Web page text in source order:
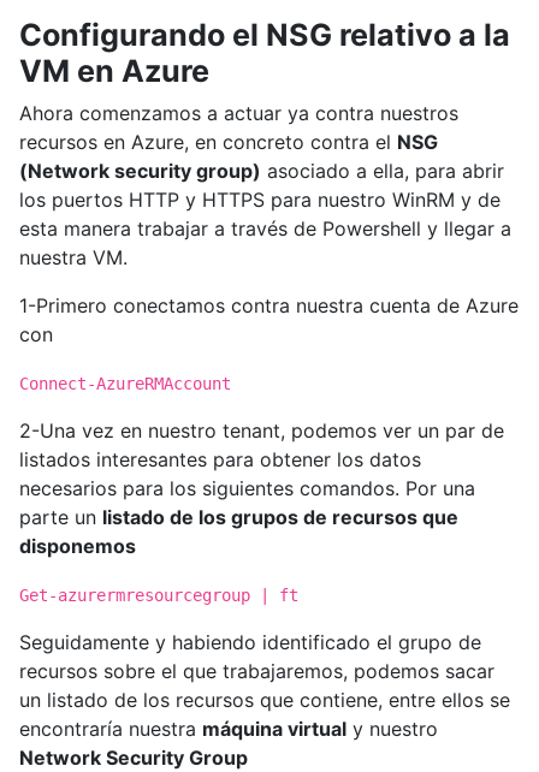
Configurando el NSG relativo a la
VM en Azure
Ahora comenzamos a actuar ya contra nuestros
recursos en Azure, en concreto contra el NSG
(Network security group) asociado a ella, para abrir
los puertos HTTP y HTTPS para nuestro WinRM y de
esta manera trabajar a través de Powershell y llegar a
nuestra VM.
1-Primero conectamos contra nuestra cuenta de Azure
con
Connect-AzureRMAccount
2-Una vez en nuestro tenant, podemos ver un par de
listados interesantes para obtener los datos
necesarios para los siguientes comandos. Por una
parte un listado de los grupos de recursos que
disponemos
Get-azurermresourcegroup | ft
Seguidamente y habiendo identificado el grupo de
recursos sobre el que trabajaremos, podemos sacar
un listado de los recursos que contiene, entre ellos se
encontraría nuestra máquina virtual y nuestro
Network Security Group